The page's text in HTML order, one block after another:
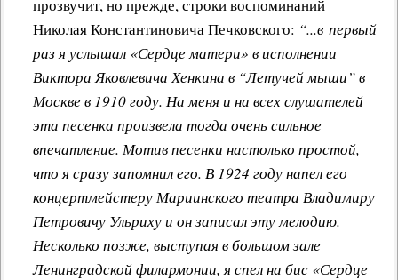
прозвучит, но прежде, строки воспоминаний
Николая Константиновича Печковского: “...в первый
раз я услышал «Сердце матери» в исполнении
Виктора Яковлевича Хенкина в “Летучей мыши” в
Москве в 1910 году. На меня и на всех слушателей
эта песенка произвела тогда очень сильное
впечатление. Мотив песенки настолько простой,
что я сразу запомнил его. В 1924 году напел его
концертмейстеру Мариинского театра Владимиру
Петровичу Ульриху и он записал эту мелодию.
Несколько позже, выступая в большом зале
Ленинградской филармонии, я спел на бис «Сердце